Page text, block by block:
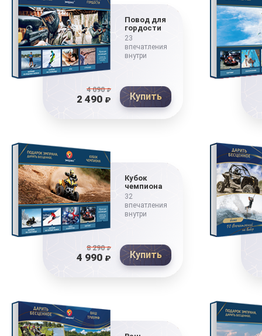
Повод для
гордости
23
впечатления
внутри
4 090₽
2 490 ₽ Купить
Кубок
чемпиона
32
впечатления
внутри
8 290₽
4 990 ₽ Купить